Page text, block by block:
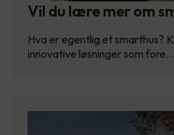
Vil du lære mer om
Hva er egentlig et smarthus?
innovative løsninger som fore…